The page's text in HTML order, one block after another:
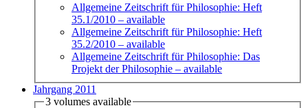
Allgemeine Zeitschrift für Philosophie: Heft
35.1/2010 – available
Allgemeine Zeitschrift für Philosophie: Heft
35.2/2010 – available
Allgemeine Zeitschrift für Philosophie: Das
Projekt der Philosophie – available
Jahrgang 2011
3 volumes available